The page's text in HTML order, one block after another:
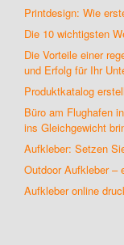
Printdesign: Wie
Die 10 wichtigsten
Die Vorteile einer
und Erfolg für Ihr
Produktkatalog
Büro am Flughafen
ins Gleichgewicht
Aufkleber: Setzen
Outdoor Aufkleber –
Aufkleber online